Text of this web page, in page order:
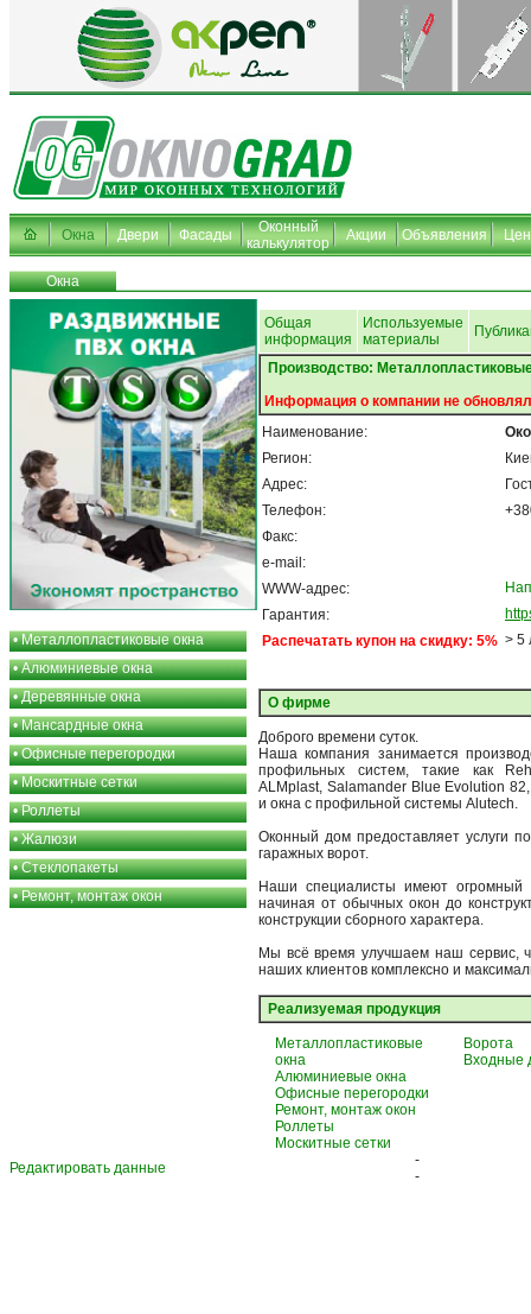
Окна Двери Фасады
Оконный
калькулятор
Акции Объявления
Окна
•Металлопластиковые окна
•Алюминиевые окна
•Деревянные окна
•Мансардные окна
•Офисные перегородки
•Москитные сетки
•Роллеты
•Жалюзи
•Стеклопакеты
•Ремонт, монтаж окон
Общая
информация
Используемые
материалы
Производство:
Информация о компании не
Наименование:
Регион:
Адрес:
Телефон:
Факс:
e-mail:
WWW-адрес:
Гарантия:
Распечатать купон на скидку: 5% > 5
О фирме
Доброго времени суток.
Наша компания занимается
профильных систем, такие как
ALMplast, Salamander Blue Evolution
и окна с профильной системы Alutech.
Оконный дом предоставляет услуги
гаражных ворот.
Наши специалисты имеют огромный
начиная от обычных окон до
конструкции сборного характера.
Мы всё время улучшаем наш сервис,
наших клиентов комплексно и
Реализуемая продукция
Металлопластиковые
окна
Алюминиевые окна
Офисные перегородки
Ремонт, монтаж окон
Роллеты
Москитные сетки
Ворота
Входные
Редактировать данные
-
-